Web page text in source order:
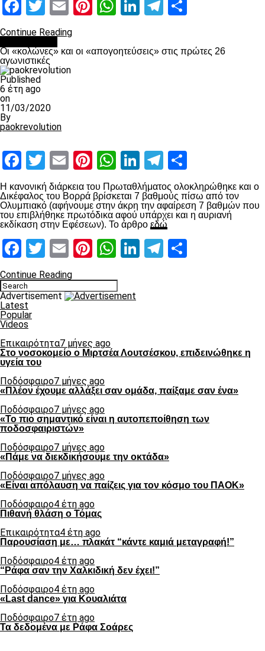
Facebook
Twitter
EmailPinterest
WhatsApp
LinkedInTelegram
Continue Reading
Οι «κολώνες» και οι «απογοητεύσεις» στις πρώτες 26
αγωνιστικές
Published
6 έτη ago
on
11/03/2020
By
paokrevolution
Facebook
Twitter
EmailPinterest
WhatsApp
LinkedIn
Telegram
Η κανονική διάρκεια του Πρωταθλήματος ολοκληρώθηκε και ο
Δικέφαλος του Βορρά βρίσκεται 7 βαθμούς πίσω από τον
Ολυμπιακό (αφήνουμε στην άκρη την αφαίρεση 7 βαθμών που
του επιβλήθηκε πρωτόδικα αφού υπάρχει και η αυριανή
εκδίκαση στην Εφέσεων). Το άρθρο εδώ
Facebook
Twitter
EmailPinterest
WhatsApp
LinkedIn
Telegram
Continue Reading
Advertisement
Latest
Popular
Videos
Επικαιρότητα7 μήνες ago
Στο νοσοκομείο ο Μιρτσέα Λουτσέσκου, επιδεινώθηκε η
υγεία του
Ποδόσφαιρο7 μήνες ago
«Πλέον έχουμε αλλάξει σαν ομάδα, παίξαμε σαν ένα»
Ποδόσφαιρο7 μήνες ago
«Το πιο σημαντικό είναι η αυτοπεποίθηση των
ποδοσφαιριστών»
Ποδόσφαιρο7 μήνες ago
«Πάμε να διεκδικήσουμε την οκτάδα»
Ποδόσφαιρο7 μήνες ago
«Είναι απόλαυση να παίζεις για τον κόσμο του ΠΑΟΚ»
Ποδόσφαιρο4 έτη ago
Πιθανή θλάση ο Τόμας
Επικαιρότητα4 έτη ago
Παρουσίαση με… πλακάτ “κάντε καμιά μεταγραφή!”
Ποδόσφαιρο4 έτη ago
“Ράφα σαν την Χαλκιδική δεν έχει!”
Ποδόσφαιρο4 έτη ago
«Last dance» για Κουαλιάτα
Ποδόσφαιρο7 έτη ago
Τα δεδομένα με Ράφα Σοάρες